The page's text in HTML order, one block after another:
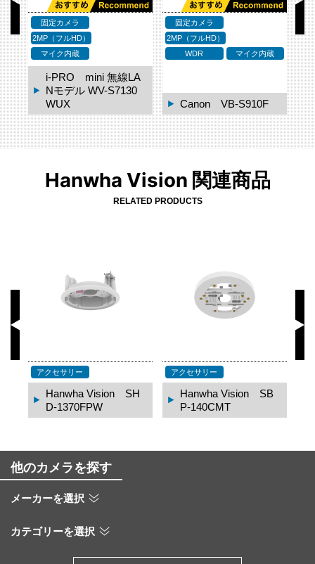
固定カメラ
2MP（フルHD）
マイク内蔵
i-PRO mini 無線LA
Nモデル WV-S7130
WUX
固定カメラ
2MP（フルHD）
WDR
マイク内蔵
Canon VB-S910F
Hanwha Vision 関連商品
RELATED PRODUCTS
アクセサリー
Hanwha Vision SH
D-1370FPW
アクセサリー
Hanwha Vision SB
P-140CMT
他のカメラを探す
メーカーを選択
カテゴリーを選択